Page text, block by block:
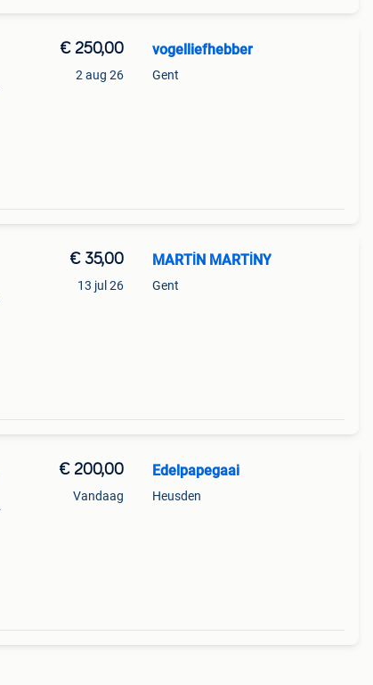
€ 250,00
2 aug 26
vogelliefhebber
Gent
€ 35,00
13 jul 26
MARTİN MARTİNY
Gent
€ 200,00
Vandaag
Edelpapegaai
Heusden